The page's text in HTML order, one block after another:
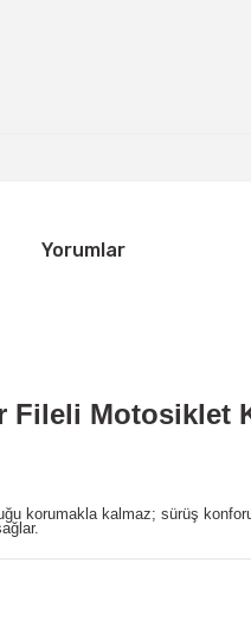
Yorumlar
Fileli Motosiklet
korumakla kalmaz; sürüş